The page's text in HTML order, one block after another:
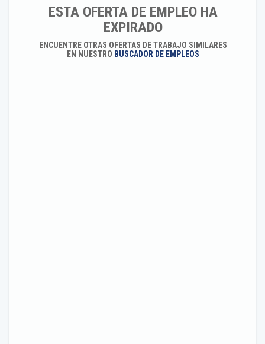
ESTA OFERTA DE EMPLEO HA
EXPIRADO
ENCUENTRE OTRAS OFERTAS DE TRABAJO SIMILARES
EN NUESTRO BUSCADOR DE EMPLEOS